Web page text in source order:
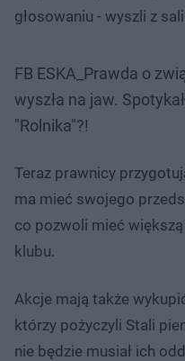
głosowaniu - wyszli z
FB ESKA_Prawda o
wyszła na jaw.
"Rolnika"?!
Teraz prawnicy
ma mieć swojego
co pozwoli mieć
klubu.
Akcje mają także
którzy pożyczyli Stali
nie będzie musiał ich